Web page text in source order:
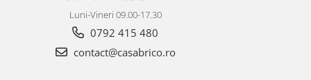
Luni-Vineri 09.00-17.30
0792 415 480
contact@casabrico.ro